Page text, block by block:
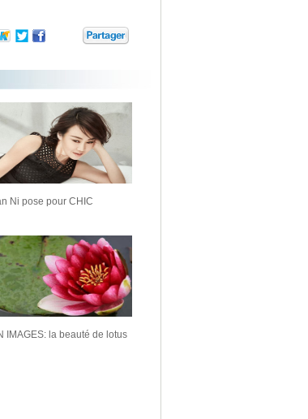
Ni pose pour CHIC
IMAGES: la beauté de lotus